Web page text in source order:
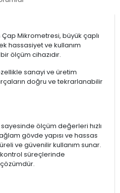
Çap Mikrometresi, büyük çaplı
hassasiyet ve kullanım
ölçüm cihazıdır.
sanayi ve üretim
doğru ve tekrarlanabilir
ölçüm değerleri hızlı
gövde yapısı ve hassas
ve güvenilir kullanım sunar.
süreçlerinde